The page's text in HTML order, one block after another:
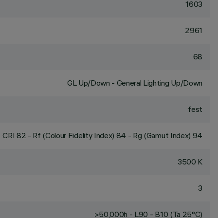
1603
2961
68
GL Up/Down - General Lighting Up/Down
fest
CRI 82 - Rf (Colour Fidelity Index) 84 - Rg (Gamut Index) 94
3500 K
3
>50,000h - L90 - B10 (Ta 25°C)